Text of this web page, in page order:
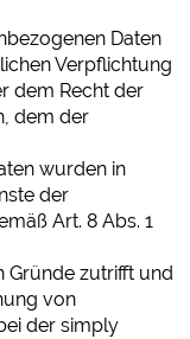
Daten
Verpflichtung
dem Recht der
dem der
wurden in
der
Art. 8 Abs. 1
Gründe zutrifft und
von
der simply